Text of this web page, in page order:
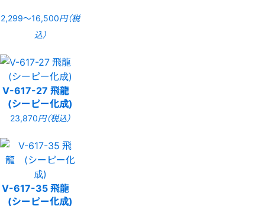
2,299〜16,500円（税
込）
V-617-27 飛龍
(シーピー化成)
23,870円（税込）
V-617-35 飛龍
(シーピー化成)